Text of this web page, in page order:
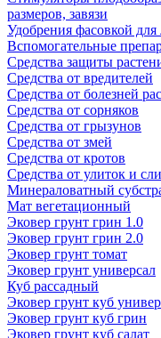
размеров, завязи
Удобрения фасовкой
Вспомогательные
Средства защиты
Средства от вредителей
Средства от болезней
Средства от сорняков
Средства от грызунов
Средства от змей
Средства от кротов
Средства от улиток и
Минераловатный
Мат вегетационный
Эковер грунт грин 1.0
Эковер грунт грин 2.0
Эковер грунт томат
Эковер грунт универсал
Куб рассадный
Эковер грунт куб
Эковер грунт куб грин
Эковер грунт куб салат